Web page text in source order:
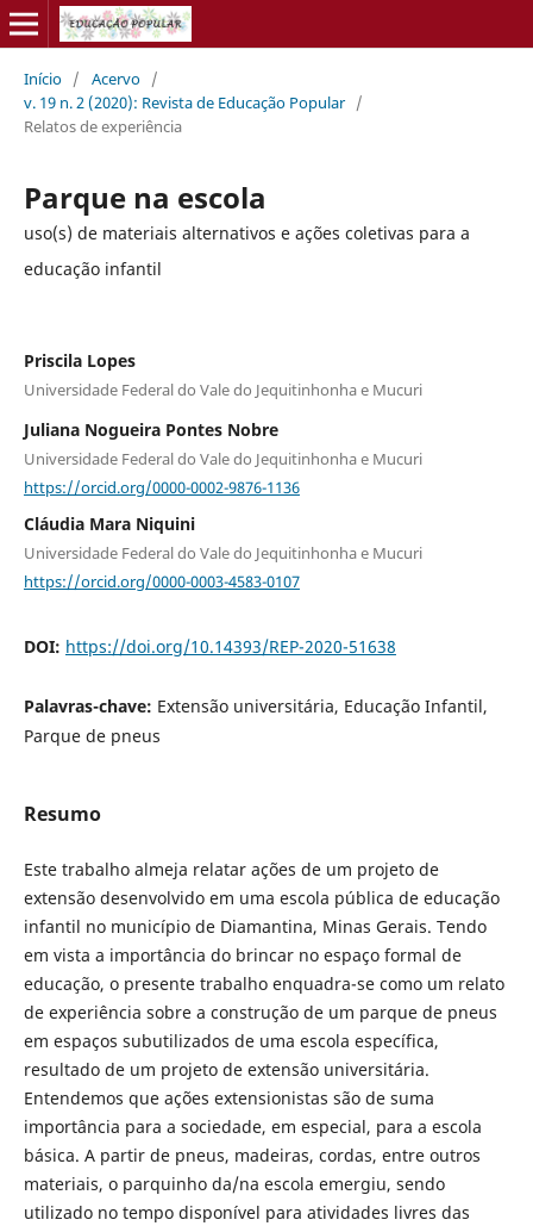
Início / Acervo /
v. 19 n. 2 (2020): Revista de Educação Popular /
Relatos de experiência
Parque na escola
uso(s) de materiais alternativos e ações coletivas para a
educação infantil
Priscila Lopes
Universidade Federal do Vale do Jequitinhonha e Mucuri
Juliana Nogueira Pontes Nobre
Universidade Federal do Vale do Jequitinhonha e Mucuri
https://orcid.org/0000-0002-9876-1136
Cláudia Mara Niquini
Universidade Federal do Vale do Jequitinhonha e Mucuri
https://orcid.org/0000-0003-4583-0107
DOI: https://doi.org/10.14393/REP-2020-51638
Palavras-chave: Extensão universitária, Educação Infantil,
Parque de pneus
Resumo
Este trabalho almeja relatar ações de um projeto de
extensão desenvolvido em uma escola pública de educação
infantil no município de Diamantina, Minas Gerais. Tendo
em vista a importância do brincar no espaço formal de
educação, o presente trabalho enquadra-se como um relato
de experiência sobre a construção de um parque de pneus
em espaços subutilizados de uma escola específica,
resultado de um projeto de extensão universitária.
Entendemos que ações extensionistas são de suma
importância para a sociedade, em especial, para a escola
básica. A partir de pneus, madeiras, cordas, entre outros
materiais, o parquinho da/na escola emergiu, sendo
utilizado no tempo disponível para atividades livres das